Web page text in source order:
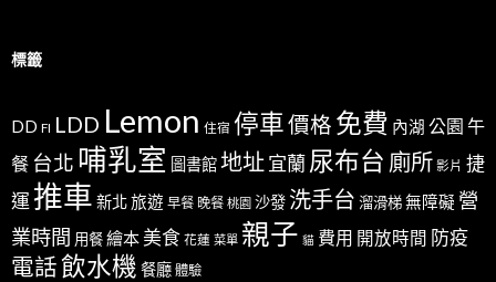
標籤
DD FI LDD Lemon 住宿 停車價格 免費 內湖 公園 午
餐 台北 哺乳室 圖書館地址宜蘭尿布台 廁所 影片 捷
運 推車 新北旅遊 早餐 晚餐 桃園 沙發 洗手台 溜滑梯無障礙 營
業時間 用餐繪本 美食 花蓮 菜單 親子 貓 費用 開放時間 防疫
電話飲水機 餐廳 體驗